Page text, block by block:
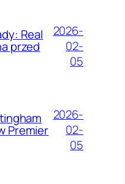
Real
przed
2026-
02-
05
Premier
2026-
02-
05